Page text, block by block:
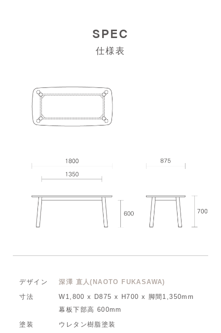
SPEC
仕様表
デザイン
深澤 直人(NAOTO FUKASAWA)
寸法
W1,800 x D875 x H700 x 脚間1,350mm
幕板下部高 600mm
塗装
ウレタン樹脂塗装